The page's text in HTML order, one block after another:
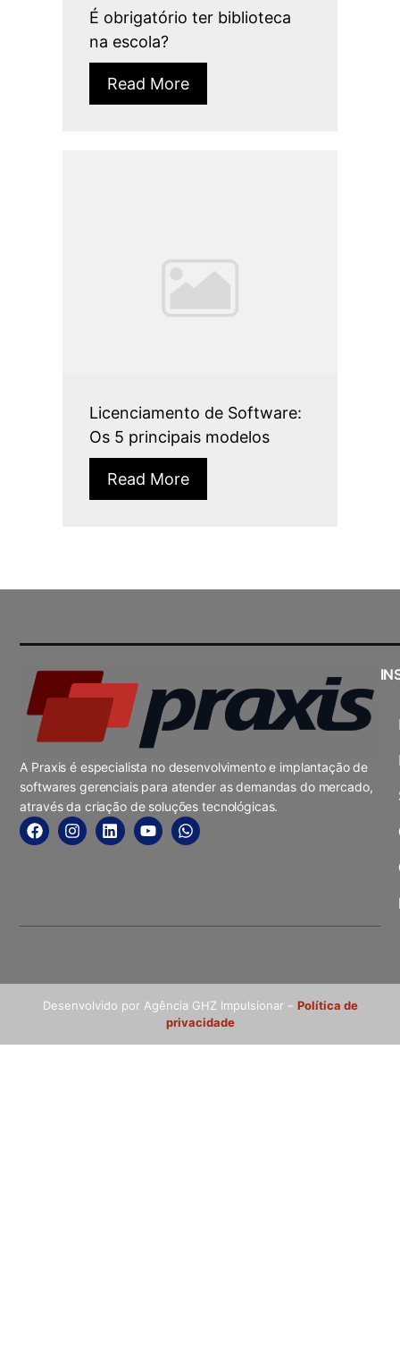
É obrigatório ter biblioteca
na escola?
Read More
Licenciamento de Software:
Os 5 principais modelos
Read More
A Praxis é especialista no desenvolvimento e implantação de
softwares gerenciais para atender as demandas do mercado,
através da criação de soluções tecnológicas.
Desenvolvido por Agência GHZ Impulsionar – Política de
privacidade